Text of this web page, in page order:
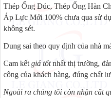
Thép Ống Đúc, Thép Ống Hàn
Áp Lực Mới 100% chưa qua sử
không sét.
Dung sai theo quy định của nhà
Cam kếtgiá tốtnhất thị trường,
công của khách hàng, đúng chất
Ngoài ra chúng tôi còn nhận cắt